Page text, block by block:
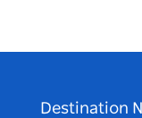
Destination